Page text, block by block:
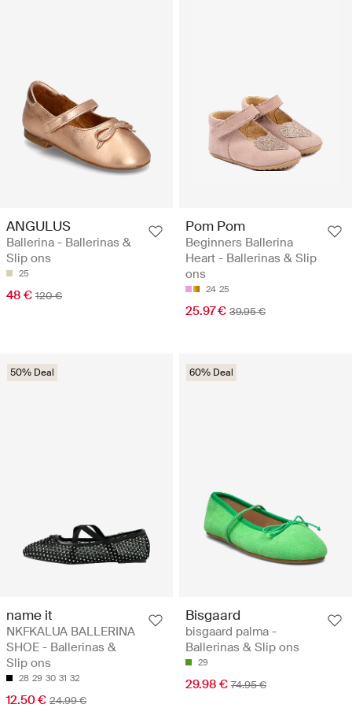
ANGULUS
Ballerina - Ballerinas &
Slip ons
25
48 € 120 €
Pom Pom
Beginners Ballerina
Heart - Ballerinas & Slip
ons
24 25
25.97 € 39.95 €
50% Deal
name it
NKFKALUA BALLERINA
SHOE - Ballerinas &
Slip ons
28 29 30 31 32
12.50 € 24.99 €
60% Deal
Bisgaard
bisgaard palma -
Ballerinas & Slip ons
29
29.98 € 74.95 €